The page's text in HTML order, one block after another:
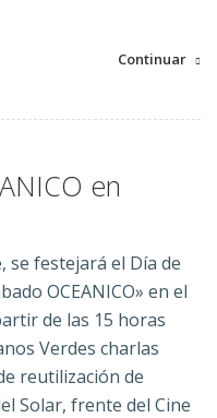
Continuar
en
se festejará el Día de
OCEANICO» en el
de las 15 horas
Verdes charlas
reutilización de
Solar, frente del Cine